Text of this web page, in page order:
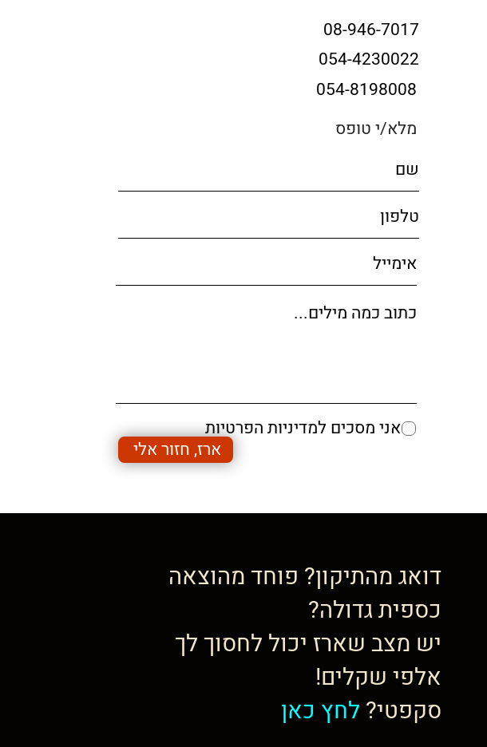
08-946-7017
054-4230022
054-8198008
מלא/י טופס
אני מסכים למדיניות הפרטיות
ארז, חזור אלי
דואג מהתיקון? פוחד מהוצאה
כספית גדולה?
יש מצב שארז יכול לחסוך לך
אלפי שקלים!
סקפטי? לחץ כאן